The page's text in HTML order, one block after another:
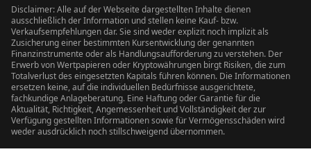
Disclaimer: Alle auf der Webseite dargestellten Inhalte dienen
ausschließlich der Information und stellen keine Kauf- bzw.
Verkaufsempfehlungen dar. Sie sind weder explizit noch implizit als
Zusicherung einer bestimmten Kursentwicklung der genannten
Finanzinstrumente oder als Handlungsaufforderung zu verstehen. Der
Erwerb von Wertpapieren oder Kryptowährungen birgt Risiken, die zum
Totalverlust des eingesetzten Kapitals führen können. Die Informationen
ersetzen keine, auf die individuellen Bedürfnisse ausgerichtete,
fachkundige Anlageberatung. Eine Haftung oder Garantie für die
Aktualität, Richtigkeit, Angemessenheit und Vollständigkeit der zur
Verfügung gestellten Informationen sowie für Vermögensschäden wird
weder ausdrücklich noch stillschweigend übernommen.